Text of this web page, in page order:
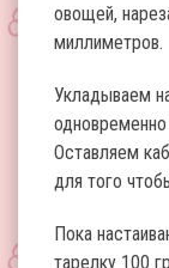
овощей,
миллиметров.
Укладываем
Оставляем
для того
Пока
тарелку 100